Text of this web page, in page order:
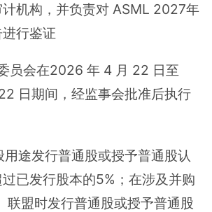
机构，并负责对 ASML 2027年
行鉴证
员会在2026 年 4 月 22 日至
日期间，经监事会批准后执行
途发行普通股或授予普通股认
已发行股本的5%；在涉及并购
联盟时发行普通股或授予普通股